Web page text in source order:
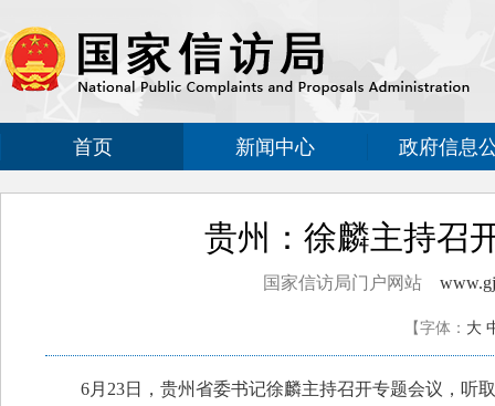
首页 新闻中心 政府信息
贵州：徐麟主持召
国家信访局门户网站
【字体： 大
6月23日，贵州省委书记徐麟主持召开专题会议，听